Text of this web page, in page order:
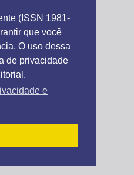
(ISSN 1981-
que você
O uso dessa
de privacidade
e